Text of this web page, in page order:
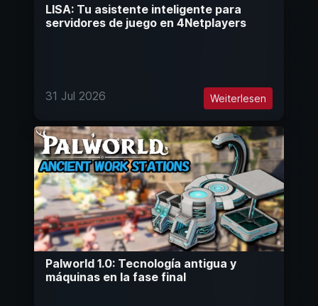
LISA: Tu asistente inteligente para
servidores de juego en 4Netplayers
31 Jul 2026 Weiterlesen
Palworld 1.0: Tecnología antigua y
máquinas en la fase final